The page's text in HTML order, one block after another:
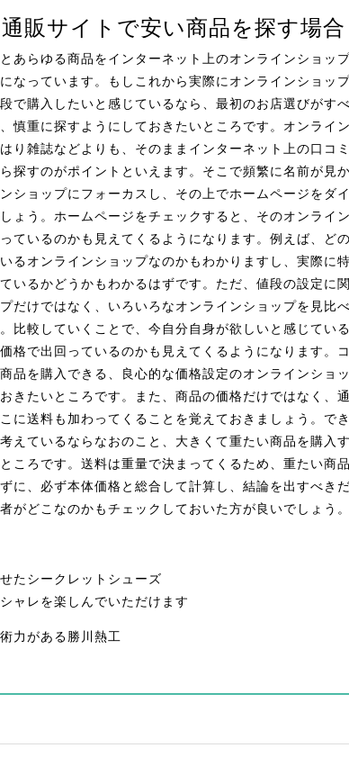
販サイトで安い商品を探す場合
あらゆる商品をインターネット上のオンラインショッ
なっています。もしこれから実際にオンラインショッ
で購入したいと感じているなら、最初のお店選びがす
慎重に探すようにしておきたいところです。オンライ
り雑誌などよりも、そのままインターネット上の口コ
探すのがポイントといえます。そこで頻繁に名前が見
ショップにフォーカスし、その上でホームページをダ
ょう。ホームページをチェックすると、そのオンライ
ているのかも見えてくるようになります。例えば、ど
るオンラインショップなのかもわかりますし、実際に
いるかどうかもわかるはずです。ただ、値段の設定に
だけではなく、いろいろなオンラインショップを見比
比較していくことで、今自分自身が欲しいと感じてい
格で出回っているのかも見えてくるようになります。
品を購入できる、良心的な価格設定のオンラインショ
きたいところです。また、商品の価格だけではなく、
に送料も加わってくることを覚えておきましょう。で
えているならなおのこと、大きくて重たい商品を購入
ころです。送料は重量で決まってくるため、重たい商
に、必ず本体価格と総合して計算し、結論を出すべき
がどこなのかもチェックしておいた方が良いでしょう。
たシークレットシューズ
ャレを楽しんでいただけます
力がある勝川熱工